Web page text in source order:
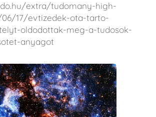
extra/tudomany-high-
17/evtizedek-ota-tarto-
oldodottak-meg-a-tudosok-
anyagot